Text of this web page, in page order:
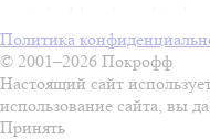
Политика
© 2001–2026 Покрофф
Настоящий сайт
использование сайта, вы
Принять